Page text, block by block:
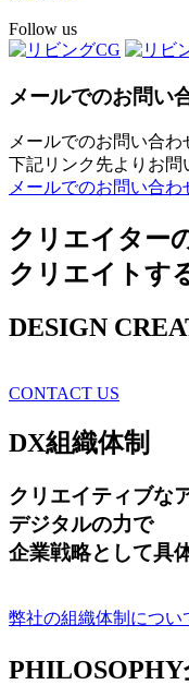
Follow us
メールでのお問い
メールでのお問い合わ
下記リンク先よりお問
メールでのお問い合わ
クリエイター
クリエイトす
DESIGN
CONTACT US
DX組織体制
クリエイティブな
デジタルの力で
企業戦略として具
弊社の組織体制につい
PHILOSOPHY